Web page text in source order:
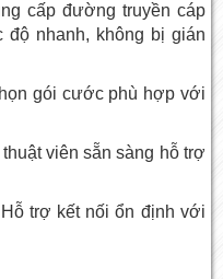
cấp đường truyền cáp
độ nhanh, không bị gián
gói cước phù hợp với
viên sẵn sàng hỗ trợ
Hỗ trợ kết nối ổn định với